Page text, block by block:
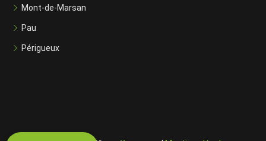
Mont-de-Marsan
Pau
Périgueux